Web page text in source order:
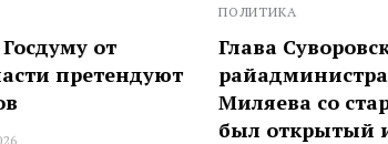
от
Глава Суворовской
райадминистрации о
Миляева со
был открытый и